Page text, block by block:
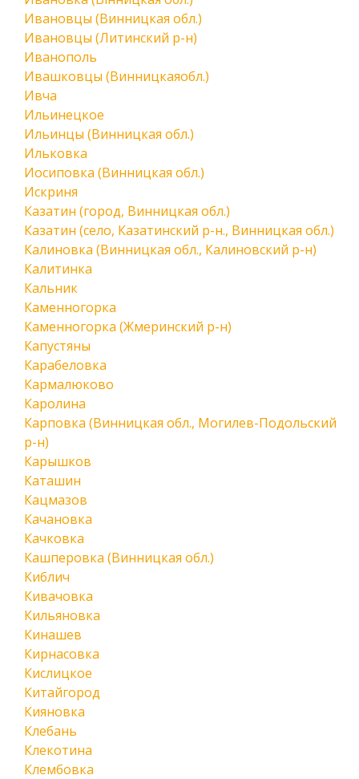
Ивановцы (Винницкая обл.)
Ивановцы (Литинский р-н)
Иванополь
Ивашковцы (Винницкаяобл.)
Ивча
Ильинецкое
Ильинцы (Винницкая обл.)
Ильковка
Иосиповка (Винницкая обл.)
Искриня
Казатин (город, Винницкая обл.)
Казатин (село, Казатинский р-н., Винницкая обл.)
Калиновка (Винницкая обл., Калиновский р-н)
Калитинка
Кальник
Каменногорка
Каменногорка (Жмеринский р-н)
Капустяны
Карабеловка
Кармалюково
Каролина
Карповка (Винницкая обл., Могилев-Подольский
р-н)
Карышков
Каташин
Кацмазов
Качановка
Качковка
Кашперовка (Винницкая обл.)
Киблич
Кивачовка
Кильяновка
Кинашев
Кирнасовка
Кислицкое
Китайгород
Кияновка
Клебань
Клекотина
Клембовка